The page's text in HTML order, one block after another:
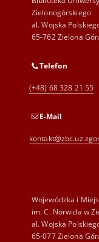
Zielonogórskiego
al. Wojska
65-762 Zielona
Telefon
(+48) 68 328 21 55
E-Mail
Wojewódzka i
im. C. Norwida w
al. Wojska
65-077 Zielona